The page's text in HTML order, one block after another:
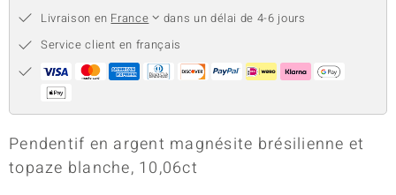
Livraison en France
dans un délai de 4-6 jours
Service client en français
Pendentif en argent magnésite brésilienne et
topaze blanche, 10,06ct